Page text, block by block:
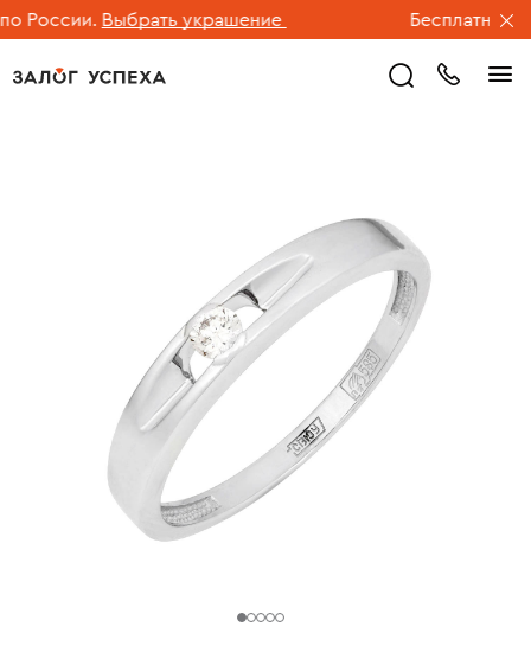
России. Выбрать украшение Бесплатная